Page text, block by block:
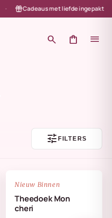
Cadeaus met liefde ingepakt
search shopping_bag menu
tuneFILTERS
NIEUW
Nieuw Binnen
Theedoek Mon
cheri